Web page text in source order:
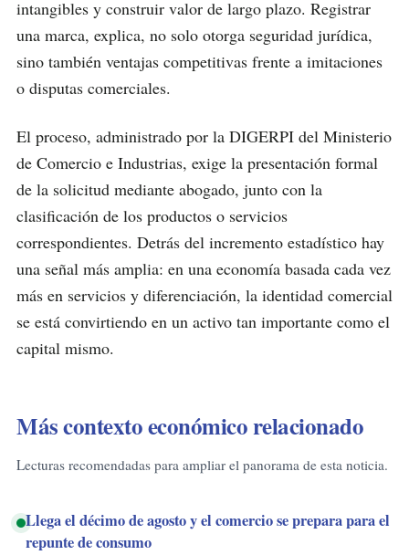
intangibles y construir valor de largo plazo. Registrar
una marca, explica, no solo otorga seguridad jurídica,
sino también ventajas competitivas frente a imitaciones
o disputas comerciales.
El proceso, administrado por la DIGERPI del Ministerio
de Comercio e Industrias, exige la presentación formal
de la solicitud mediante abogado, junto con la
clasificación de los productos o servicios
correspondientes. Detrás del incremento estadístico hay
una señal más amplia: en una economía basada cada vez
más en servicios y diferenciación, la identidad comercial
se está convirtiendo en un activo tan importante como el
capital mismo.
Más contexto económico relacionado
Lecturas recomendadas para ampliar el panorama de esta noticia.
Llega el décimo de agosto y el comercio se prepara para el
repunte de consumo